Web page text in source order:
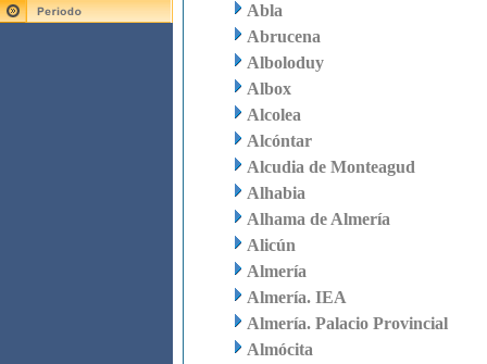
Abla
Abrucena
Alboloduy
Albox
Alcolea
Alcóntar
Alcudia de Monteagud
Alhabia
Alhama de Almería
Alicún
Almería
Almería. IEA
Almería. Palacio Provincial
Almócita